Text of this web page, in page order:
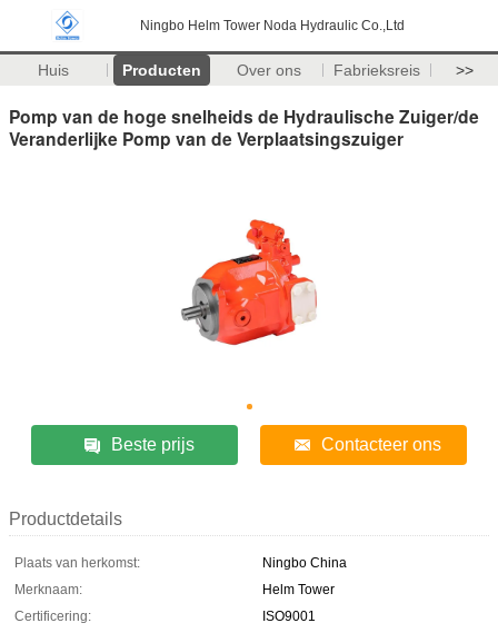
Ningbo Helm Tower Noda Hydraulic Co.,Ltd
Huis Producten Over ons Fabrieksreis >>
Pomp van de hoge snelheids de Hydraulische Zuiger/de
Veranderlijke Pomp van de Verplaatsingszuiger
Beste prijs Contacteer ons
Productdetails
Plaats van herkomst:
Ningbo China
Merknaam:
Helm Tower
Certificering:
ISO9001